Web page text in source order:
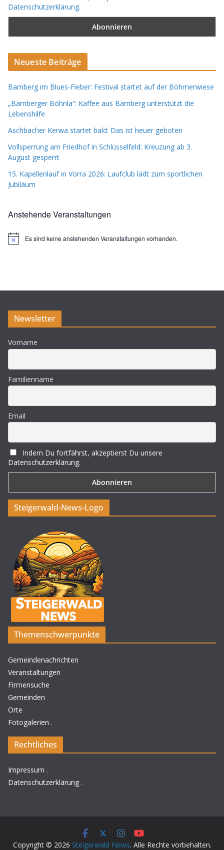
Datenschutzerklärung.
Neueste Beiträge
Bamberg im Blues-Fieber: Festival startet auf der Böhmerwiese
„Bamberger Böhnla“: Kaffee aus Bamberg unterstützt die
Lebenshilfe
Aschbacher Kerwa startet bald: Das ist heuer geboten
Vollsperrung am Friedhof in Schlüsselfeld: Kreuzung ab 3.
August gesperrt
15. Kapellenlauf in Vorra 2026: Laufclub lädt zum sportlichen
Jubiläum
Anstehende Veranstaltungen
H
s
Es sind keine anstehenden Veranstaltungen vorhanden.
Newsletter
Vorname
Familienname
Email
Indem Du fortfährst, akzeptierst Du unsere
Datenschutzerklärung.
Steigerwald-News-Logo
Themenschwerpunkte
Gemeindenachrichten
Veranstaltungen
Firmensuche
Gemeinden
Orte
Fotogalerien .
Rechtliches
Impressum .
Datenschutzerklärung .
Copyright © 2026 Steigerwald News. Alle Rechte vorbehalten.